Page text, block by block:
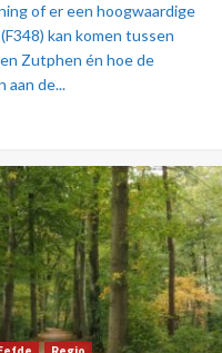
of er een hoogwaardige
kan komen tussen
Zutphen én hoe de
aan de...